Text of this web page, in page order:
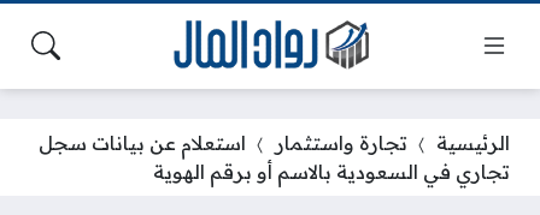
الرئيسية تجارة واستثمار
استعلام عن بيانات سجل
تجاري في السعودية بالاسم أو برقم الهوية